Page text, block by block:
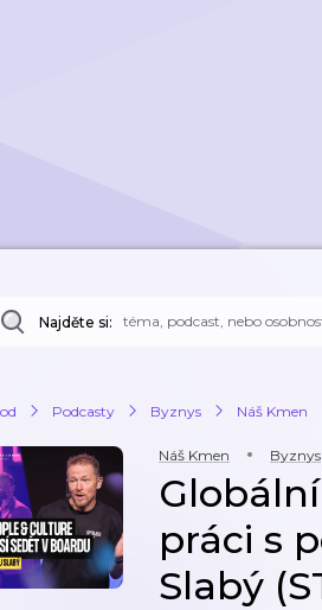
Najděte si:
Podcasty Byznys Náš Kmen
Náš Kmen Byznys
práci s
Slabý